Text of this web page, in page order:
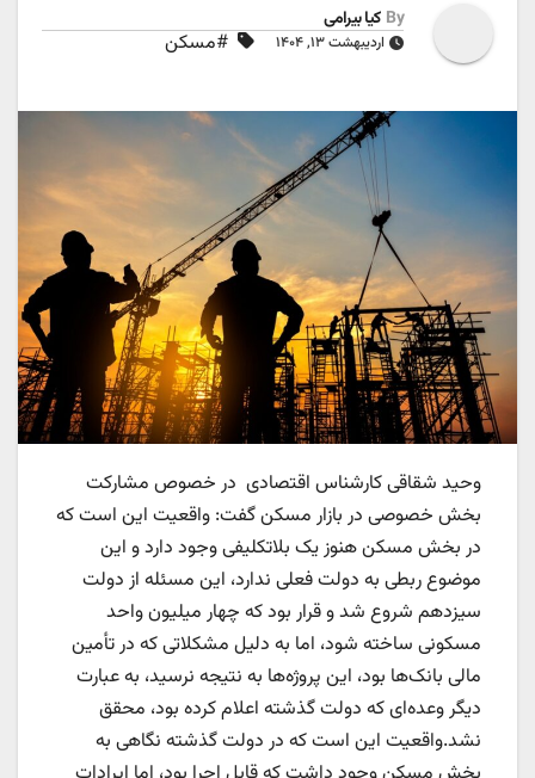
By کیا بیرامی
اردیبهشت ۱۳, ۱۴۰۴ #مسکن
وحید شقاقی کارشناس اقتصادی در خصوص مشارکت
بخش خصوصی در بازار مسکن گفت: واقعیت این است که
در بخش مسکن هنوز یک بلاتکلیفی وجود دارد و این
موضوع ربطی به دولت فعلی ندارد، این مسئله از دولت
سیزدهم شروع شد و قرار بود که چهار میلیون واحد
مسکونی ساخته شود، اما به دلیل مشکلاتی که در تأمین
مالی بانک‌ها بود، این پروژه‌ها به نتیجه نرسید، به عبارت
دیگر وعده‌ای که دولت گذشته اعلام کرده بود، محقق
نشد.واقعیت این است که در دولت گذشته نگاهی به